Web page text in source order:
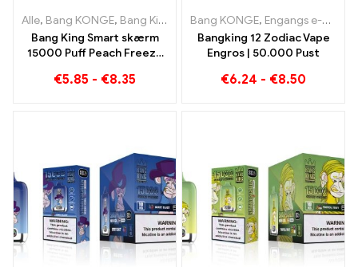
Alle, Bang KONGE, Bang King Smart skærm 15000 Puff ,Engangs
Bang King Smart skærm
15000 Puff Peach Freeze
€5.85 - €8.35
Bang KONGE, Engangs e-cigaretter
Bangking 12 Zodiac Vape
Engros | 50.000 Pust
€6.24 - €8.50